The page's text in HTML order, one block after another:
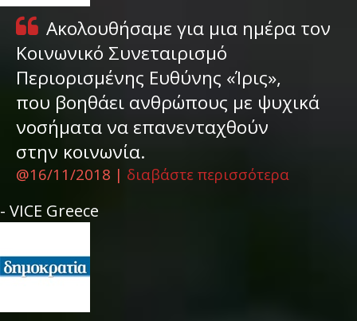
Ακολουθήσαμε για μια ημέρα τον
Κοινωνικό Συνεταιρισμό
Περιορισμένης Ευθύνης «Ίρις»,
που βοηθάει ανθρώπους με ψυχικά
νοσήματα να επανενταχθούν
στην κοινωνία.
@16/11/2018 | διαβάστε περισσότερα
- VICE Greece